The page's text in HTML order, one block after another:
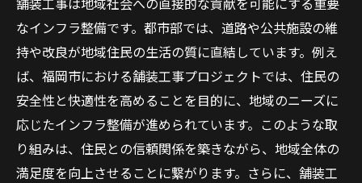
なインフラ整備です。都市部では、道路や公共施設の維
持や改良が地域住民の生活の質に直結しています。例え
ば、福岡市における舗装工事プロジェクトでは、住民の
安全性と快適性を高めることを目的に、地域のニーズに
応じたインフラ整備が進められています。このような取
り組みは、住民との信頼関係を築きながら、地域全体の
満足度を向上させることに繋がります。さらに、舗装工